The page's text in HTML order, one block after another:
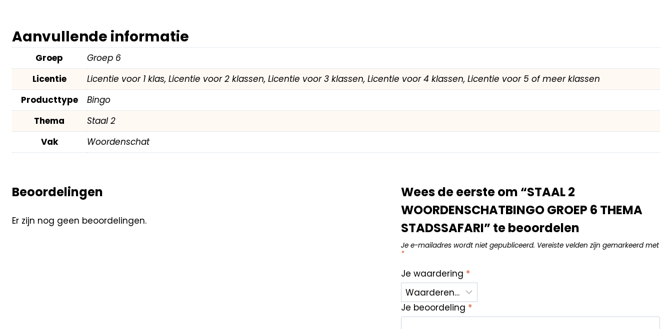
Aanvullende informatie
Groep
Groep 6
Licentie
Licentie voor 1 klas, Licentie voor 2 klassen, Licentie voor 3 klassen, Licentie voor 4 klassen, Licentie voor 5 of meer klassen
Producttype
Bingo
Thema
Staal 2
Vak
Woordenschat
Beoordelingen
Er zijn nog geen beoordelingen.
Wees de eerste om “STAAL 2
WOORDENSCHATBINGO GROEP 6 THEMA
STADSSAFARI” te beoordelen
Je e-mailadres wordt niet gepubliceerd. Vereiste velden zijn gemarkeerd met
*
Je waardering *
Je beoordeling *